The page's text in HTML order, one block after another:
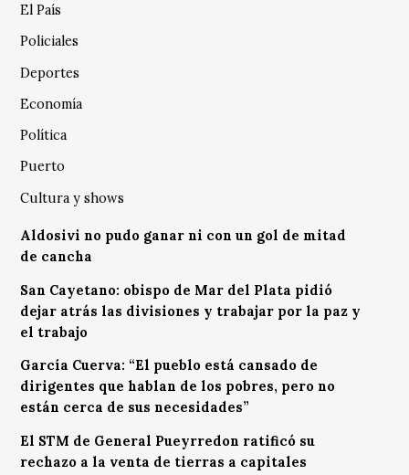
El País
Policiales
Deportes
Economía
Política
Puerto
Cultura y shows
Aldosivi no pudo ganar ni con un gol de mitad
de cancha
San Cayetano: obispo de Mar del Plata pidió
dejar atrás las divisiones y trabajar por la paz y
el trabajo
García Cuerva: “El pueblo está cansado de
dirigentes que hablan de los pobres, pero no
están cerca de sus necesidades”
El STM de General Pueyrredon ratificó su
rechazo a la venta de tierras a capitales